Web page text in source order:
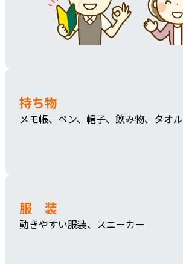
持ち物
メモ帳、ペン、帽子、飲み物、タオル
服 装
動きやすい服装、スニーカー